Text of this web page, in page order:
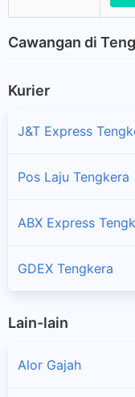
Cawangan di
Kurier
J&T Express
Pos Laju Tengkera
ABX Express
GDEX Tengkera
Lain-lain
Alor Gajah